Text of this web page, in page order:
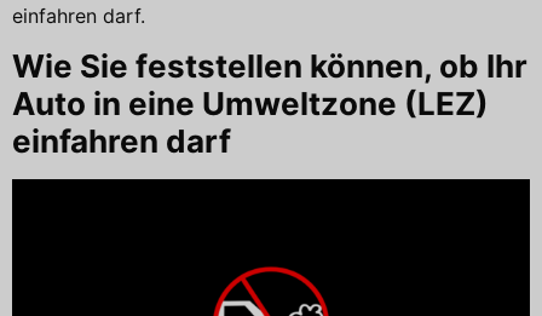
einfahren darf.
Wie Sie feststellen können, ob Ihr
Auto in eine Umweltzone (LEZ)
einfahren darf